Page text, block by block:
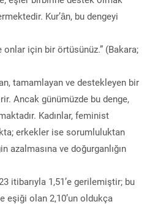
Kur’ân, bu dengeyi
için bir örtüsünüz.” (Bakara;
tamamlayan ve destekleyen bir
Ancak günümüzde bu denge,
Kadınlar, feminist
erkekler ise sorumluluktan
azalmasına ve doğurganlığın
itibarıyla 1,51’e gerilemiştir; bu
eşiği olan 2,10’un oldukça